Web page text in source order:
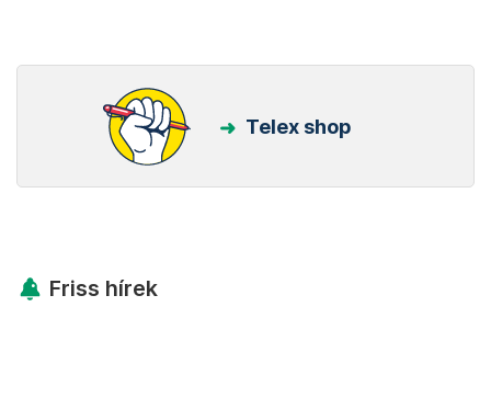
Telex shop
Friss hírek